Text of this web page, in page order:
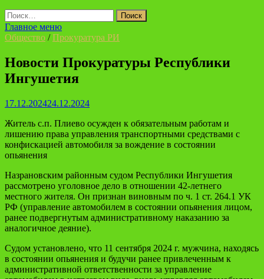
Найти:
Главное меню
Общество /Прокуратура РИ
Новости Прокуратуры Республики
Ингушетия
17.12.202424.12.2024
Житель с.п. Плиево осужден к обязательным работам и
лишению права управления транспортными средствами с
конфискацией автомобиля за вождение в состоянии
опьянения
Назрановским районным судом Республики Ингушетия
рассмотрено уголовное дело в отношении 42-летнего
местного жителя. Он признан виновным по ч. 1 ст. 264.1 УК
РФ (управление автомобилем в состоянии опьянения лицом,
ранее подвергнутым административному наказанию за
аналогичное деяние).
Судом установлено, что 11 сентября 2024 г. мужчина, находясь
в состоянии опьянения и будучи ранее привлеченным к
административной ответственности за управление